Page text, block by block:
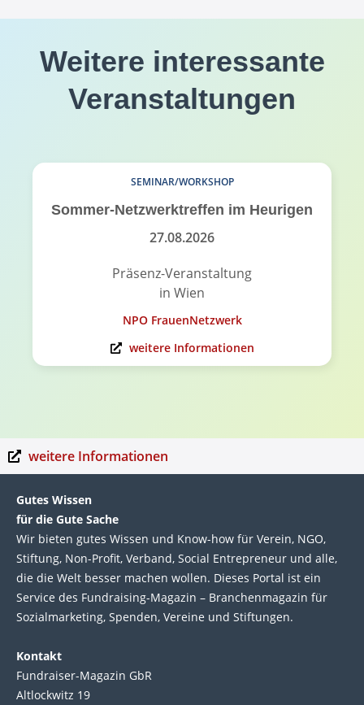
Weitere interessante
Veranstaltungen
SEMINAR/WORKSHOP
Sommer-Netzwerktreffen im Heurigen
27.08.2026
Präsenz-Veranstaltung
in Wien
NPO FrauenNetzwerk
weitere Informationen
weitere Informationen
Gutes Wissen
für die Gute Sache
Wir bie­ten gutes Wis­sen und Know-how für Ver­ein, NGO,
Stif­tung, Non-Profit, Ver­band, Social Entre­pre­neur und alle,
die die Welt bes­ser machen wol­len. Die­ses Por­tal ist ein
Service des Fund­raising-Magazin – Bran­chen­magazin für
Sozial­marke­ting, Spen­den, Ver­eine und Stif­tun­gen.
Kontakt
Fundraiser-Magazin GbR
Altlockwitz 19